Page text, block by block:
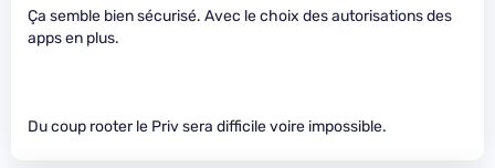
Ça semble bien sécurisé. Avec le choix des autorisations des
apps en plus.
Du coup rooter le Priv sera difficile voire impossible.